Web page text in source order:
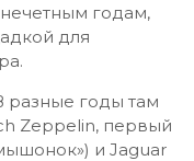
годам,
для
разные годы там
Zeppelin, первый
и Jaguar